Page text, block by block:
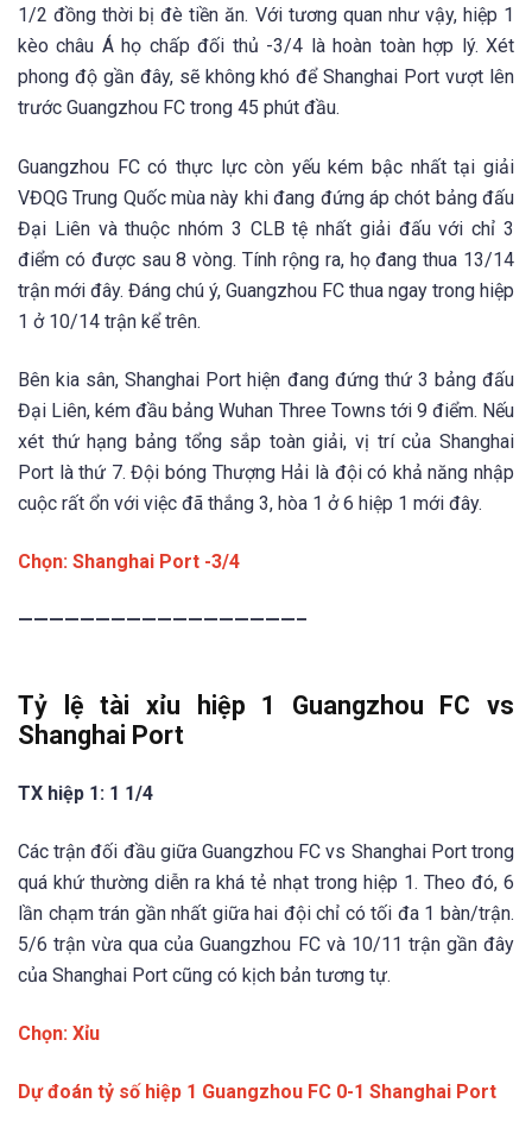
1/2 đồng thời bị đè tiền ăn. Với tương quan như vậy, hiệp 1
kèo châu Á họ chấp đối thủ -3/4 là hoàn toàn hợp lý. Xét
phong độ gần đây, sẽ không khó để Shanghai Port vượt lên
trước Guangzhou FC trong 45 phút đầu.
Guangzhou FC có thực lực còn yếu kém bậc nhất tại giải
VĐQG Trung Quốc mùa này khi đang đứng áp chót bảng đấu
Đại Liên và thuộc nhóm 3 CLB tệ nhất giải đấu với chỉ 3
điểm có được sau 8 vòng. Tính rộng ra, họ đang thua 13/14
trận mới đây. Đáng chú ý, Guangzhou FC thua ngay trong hiệp
1 ở 10/14 trận kể trên.
Bên kia sân, Shanghai Port hiện đang đứng thứ 3 bảng đấu
Đại Liên, kém đầu bảng Wuhan Three Towns tới 9 điểm. Nếu
xét thứ hạng bảng tổng sắp toàn giải, vị trí của Shanghai
Port là thứ 7. Đội bóng Thượng Hải là đội có khả năng nhập
cuộc rất ổn với việc đã thắng 3, hòa 1 ở 6 hiệp 1 mới đây.
Chọn: Shanghai Port -3/4
——————————————————–
Tỷ lệ tài xỉu hiệp 1 Guangzhou FC vs
Shanghai Port
TX hiệp 1: 1 1/4
Các trận đối đầu giữa Guangzhou FC vs Shanghai Port trong
quá khứ thường diễn ra khá tẻ nhạt trong hiệp 1. Theo đó, 6
lần chạm trán gần nhất giữa hai đội chỉ có tối đa 1 bàn/trận.
5/6 trận vừa qua của Guangzhou FC và 10/11 trận gần đây
của Shanghai Port cũng có kịch bản tương tự.
Chọn: Xỉu
Dự đoán tỷ số hiệp 1 Guangzhou FC 0-1 Shanghai Port